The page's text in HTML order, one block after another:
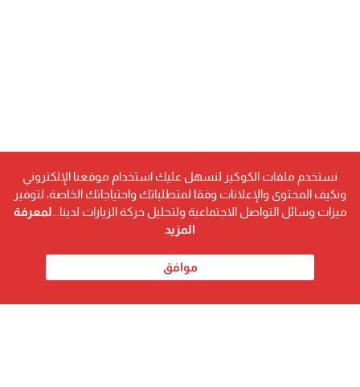
نستخدم ملفات الكوكيز لنسهل عليك استخدام موقعنا الإلكتروني
ونكيف المحتوى والإعلانات وفقا لمتطلباتك واحتياجاتك الخاصة، لتوفير
ميزات وسائل التواصل الاجتماعية ولتحليل حركة الزيارات لدينا... لمعرفة
المزيد
موافق